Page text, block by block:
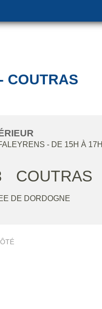
COUTRAS
- DE 15H À 17H
COUTRAS
DE DORDOGNE